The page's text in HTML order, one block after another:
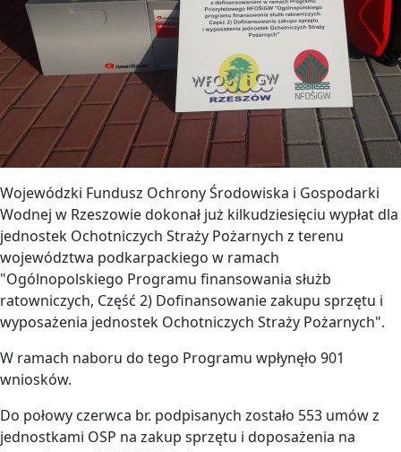
Wojewódzki Fundusz Ochrony Środowiska i Gospodarki
Wodnej w Rzeszowie dokonał już kilkudziesięciu wypłat dla
jednostek Ochotniczych Straży Pożarnych z terenu
województwa podkarpackiego w ramach
"Ogólnopolskiego Programu finansowania służb
ratowniczych, Część 2) Dofinansowanie zakupu sprzętu i
wyposażenia jednostek Ochotniczych Straży Pożarnych".
W ramach naboru do tego Programu wpłynęło 901
wniosków.
Do połowy czerwca br. podpisanych zostało 553 umów z
jednostkami OSP na zakup sprzętu i doposażenia na